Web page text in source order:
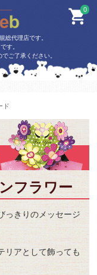
0
総代理店です。
す。
ご了承ください。
ド
フラワー
っきりのメッセージ
リアとして飾っても